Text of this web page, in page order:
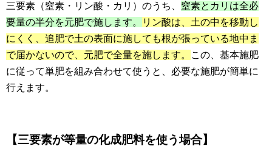
三要素（窒素・リン酸・カリ）のうち、 窒素とカリは全必
要量の半分を元肥で施します。
リン酸は、土の中を移動し
にくく、追肥で土の表面に施しても根が張っている地中ま
で届かないので、元肥で全量を施します。
この、基本施肥
に従って単肥を組み合わせて使うと、必要な施肥が簡単に
行えます。
【三要素が等量の化成肥料を使う場合】